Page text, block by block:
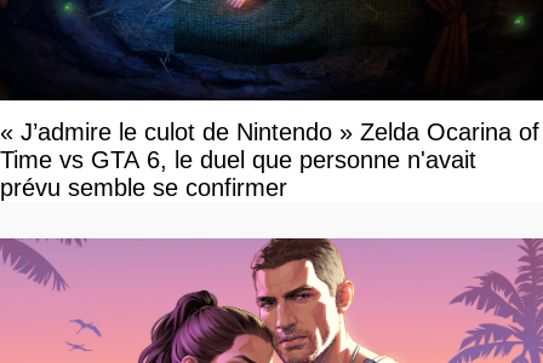
« J’admire le culot de Nintendo » Zelda Ocarina of
Time vs GTA 6, le duel que personne n'avait
prévu semble se confirmer